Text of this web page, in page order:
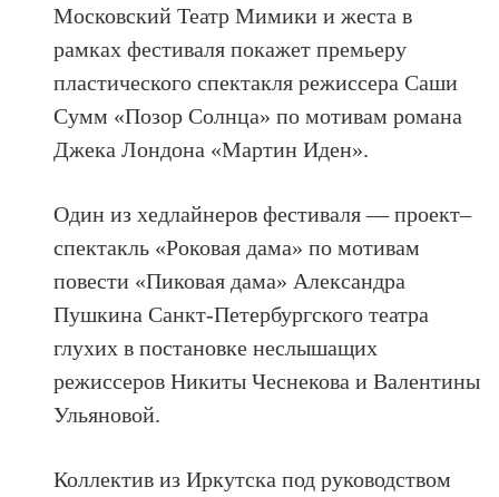
Московский Театр Мимики и жеста в
рамках фестиваля покажет премьеру
пластического спектакля режиссера Саши
Сумм «Позор Солнца» по мотивам романа
Джека Лондона «Мартин Иден».
Один из хедлайнеров фестиваля — проект–
спектакль «Роковая дама» по мотивам
повести «Пиковая дама» Александра
Пушкина Санкт-Петербургского театра
глухих в постановке неслышащих
режиссеров Никиты Чеснекова и Валентины
Ульяновой.
Коллектив из Иркутска под руководством